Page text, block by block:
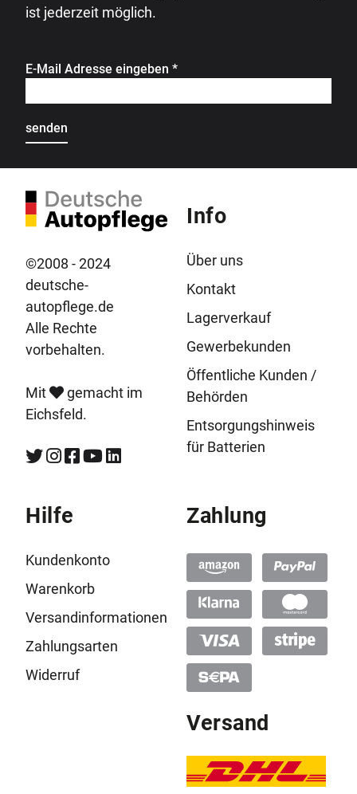
ist jederzeit möglich.
E-Mail Adresse eingeben*
©2008 - 2024
deutsche-
autopflege.de
Alle Rechte
vorbehalten.
Mit
gemacht im
Eichsfeld.
Info
Über uns
Kontakt
Lagerverkauf
Gewerbekunden
Öffentliche Kunden /
Behörden
Entsorgungshinweis
für Batterien
Hilfe
Kundenkonto
Warenkorb
Versandinformationen
Zahlungsarten
Widerruf
Zahlung
Versand